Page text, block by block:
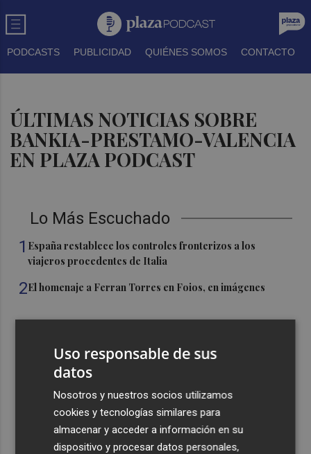
PODCASTS PUBLICIDAD QUIÉNES SOMOS CONTACTO
ÚLTIMAS NOTICIAS SOBRE
BANKIA-PRESTAMO-VALENCIA
EN PLAZA PODCAST
Lo Más Escuchado
1 España restablece los controles fronterizos a los
viajeros procedentes de Italia
2El homenaje a Ferran Torres en Foios, en imágenes
Foios se vuelca con Ferran Torres
Las '200 vidas' que llevaron a Paco Rabal de Águilas a la
cima del cine: un documental recupera la voz y la mirada
del actor
Uso responsable de sus
datos
Nosotros y nuestros socios utilizamos
cookies y tecnologías similares para
almacenar y acceder a información en su
dispositivo y procesar datos personales,